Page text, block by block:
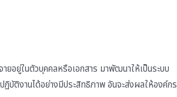
ยอยู่ในตัวบุคคลหรือเอกสาร มาพัฒนาให้เป็นระบบ
บัติงานได้อย่างมีประสิทธิภาพ อันจะส่งผลให้องค์กร